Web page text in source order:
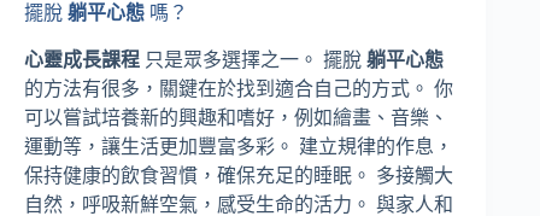
擺脫 躺平心態 嗎？
心靈成長課程 只是眾多選擇之一。 擺脫 躺平心態
的方法有很多，關鍵在於找到適合自己的方式。 你
可以嘗試培養新的興趣和嗜好，例如繪畫、音樂、
運動等，讓生活更加豐富多彩。 建立規律的作息，
保持健康的飲食習慣，確保充足的睡眠。 多接觸大
自然，呼吸新鮮空氣，感受生命的活力。 與家人和